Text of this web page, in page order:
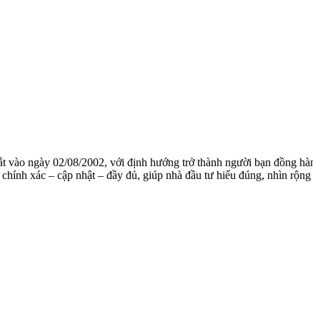
ngày 02/08/2002, với định hướng trở thành người bạn đồng
xác – cập nhật – đầy đủ, giúp nhà đầu tư hiểu đúng, nhìn